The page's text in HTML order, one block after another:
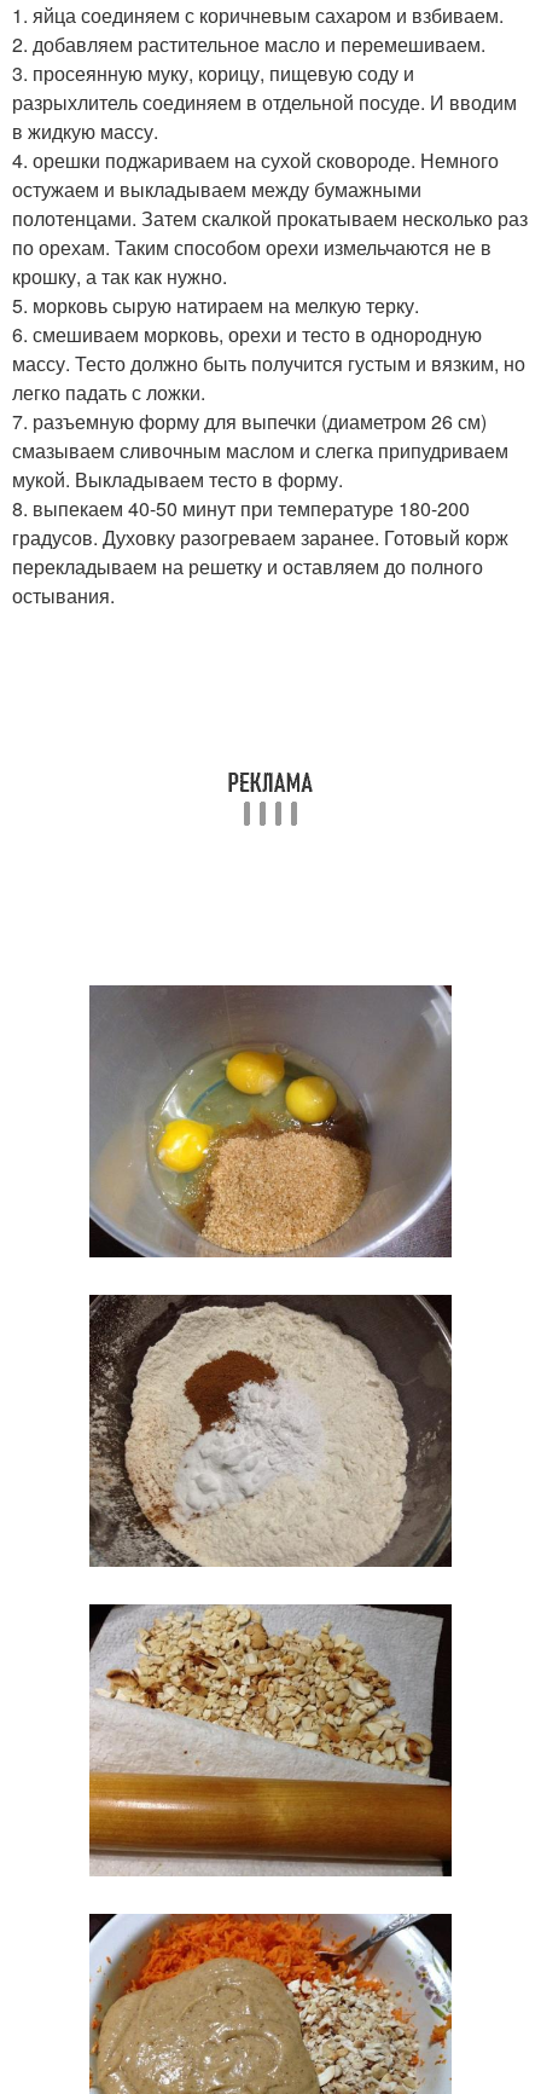
1. яйца соединяем с коричневым сахаром и взбиваем.
2. добавляем растительное масло и перемешиваем.
3. просеянную муку, корицу, пищевую соду и
разрыхлитель соединяем в отдельной посуде. И вводим
в жидкую массу.
4. орешки поджариваем на сухой сковороде. Немного
остужаем и выкладываем между бумажными
полотенцами. Затем скалкой прокатываем несколько раз
по орехам. Таким способом орехи измельчаются не в
крошку, а так как нужно.
5. морковь сырую натираем на мелкую терку.
6. смешиваем морковь, орехи и тесто в однородную
массу. Тесто должно быть получится густым и вязким, но
легко падать с ложки.
7. разъемную форму для выпечки (диаметром 26 см)
смазываем сливочным маслом и слегка припудриваем
мукой. Выкладываем тесто в форму.
8. выпекаем 40-50 минут при температуре 180-200
градусов. Духовку разогреваем заранее. Готовый корж
перекладываем на решетку и оставляем до полного
остывания.